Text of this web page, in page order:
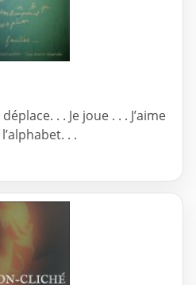
. . Je joue . . . J’aime
. .